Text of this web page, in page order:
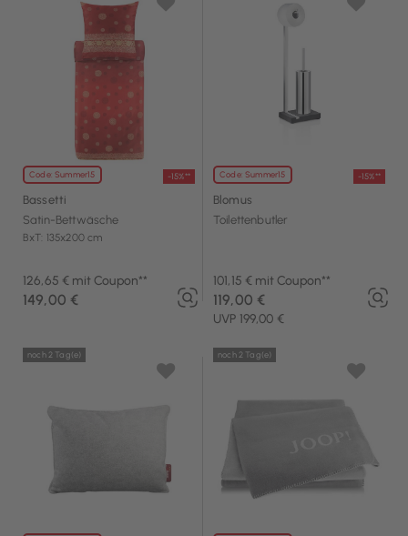
Code: Summer15 -15%**
Bassetti
Satin-Bettwäsche
BxT: 135x200 cm
126,65 € mit Coupon**
149,00 €
Code: Summer15 -15%**
Blomus
Toilettenbutler
101,15 € mit Coupon**
UVP 199,00 €
119,00 €
noch 2 Tag(e) noch 2 Tag(e)